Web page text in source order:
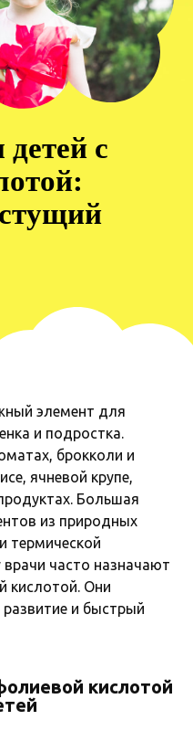
с
элемент для
и подростка.
брокколи и
ячневой крупе,
Большая
из природных
термической
часто назначают
кислотой. Они
и быстрый
кислотой